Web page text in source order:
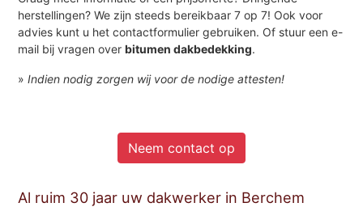
herstellingen? We zijn steeds bereikbaar 7 op 7! Ook voor
advies kunt u het contactformulier gebruiken. Of stuur een e-
mail bij vragen overbitumen dakbedekking.
»Indien nodig zorgen wij voor de nodige attesten!
Neem contact op
Al ruim 30 jaar uw dakwerker in Berchem